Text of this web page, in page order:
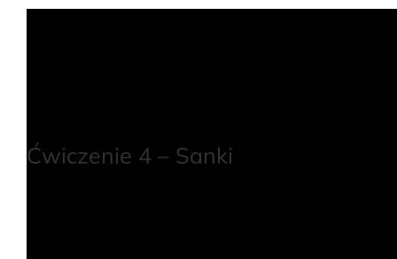
Ćwiczenie 4 – Sanki